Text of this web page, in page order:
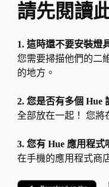
請先閱讀
1. 這時還不要安裝燈
您需要掃描他們的二
的地方。
2. 您是否有多個 Hue
全部放在一起！ 您將
3. 您有 Hue 應用程式
在手機的應用程式商